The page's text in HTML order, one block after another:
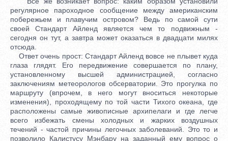
регулярное пароходное сообщение между американским
побережьем и плавучим островом? Ведь по самой сути
своей Стандарт Айленд является чем то подвижным -
сегодня он тут, а завтра может оказаться в двадцати милях
отсюда.
Ответ очень прост: Стандарт Айленд вовсе не плывет куда
глаза глядят. Его передвижение совершается по плану,
установленному высшей администрацией, согласно
заключениям метеорологов обсерватории. Это прогулка по
маршруту (впрочем, в него могут вноситься некоторые
изменения), проходящему по той части Тихого океана, где
расположены самые живописные архипелаги и где легче
всего избежать смены холодных и жарких воздушных
течений - частой причины легочных заболеваний. Это то и
позволило Калистусу Мэнбару на заданный ему вопрос о